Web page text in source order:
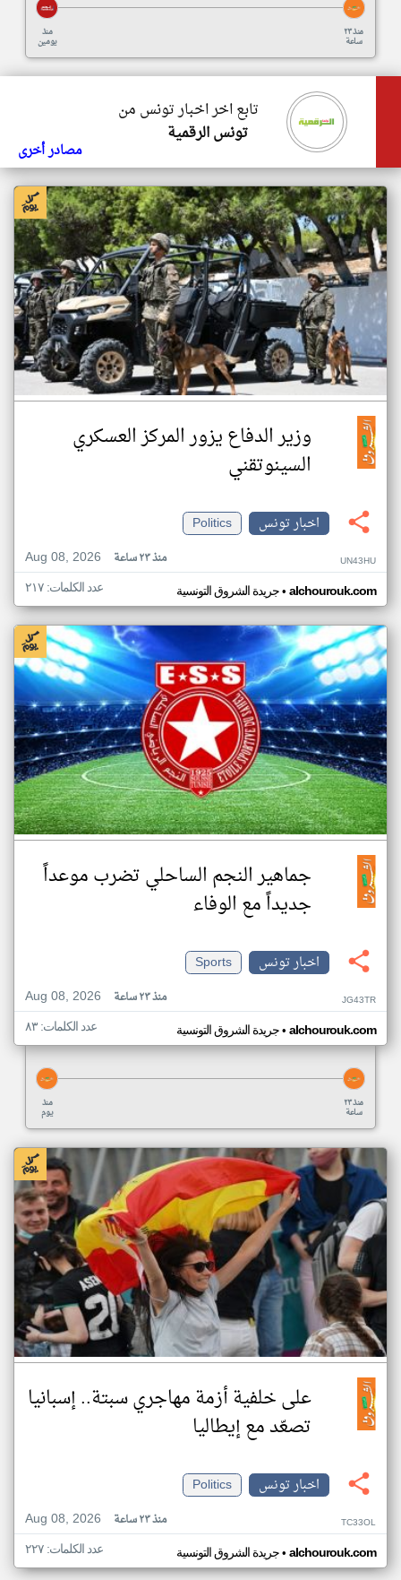
منذ
يومين
منذ ٢٣
ساعة
تابع اخر اخبار تونس من
تونس الرقمية
مصادر أخرى
وزير الدفاع يزور المركز العسكري
السينوتقني
اخبار تونس
Politics
Aug 08, 2026
منذ ٢٣ ساعة UN43HU
جريدة الشروق التونسية• alchourouk.com عدد الكلمات: ٢١٧
جماهير النجم الساحلي تضرب موعداً
جديداً مع الوفاء
اخبار تونس
Sports
Aug 08, 2026
منذ ٢٣ ساعة JG43TR
جريدة الشروق التونسية• alchourouk.com عدد الكلمات: ٨٣
منذ
يوم
منذ ٢٣
ساعة
على خلفية أزمة مهاجري سبتة.. إسبانيا
تصعّد مع إيطاليا
اخبار تونس
Politics
Aug 08, 2026
منذ ٢٣ ساعة TC33OL
جريدة الشروق التونسية• alchourouk.com عدد الكلمات: ٢٢٧